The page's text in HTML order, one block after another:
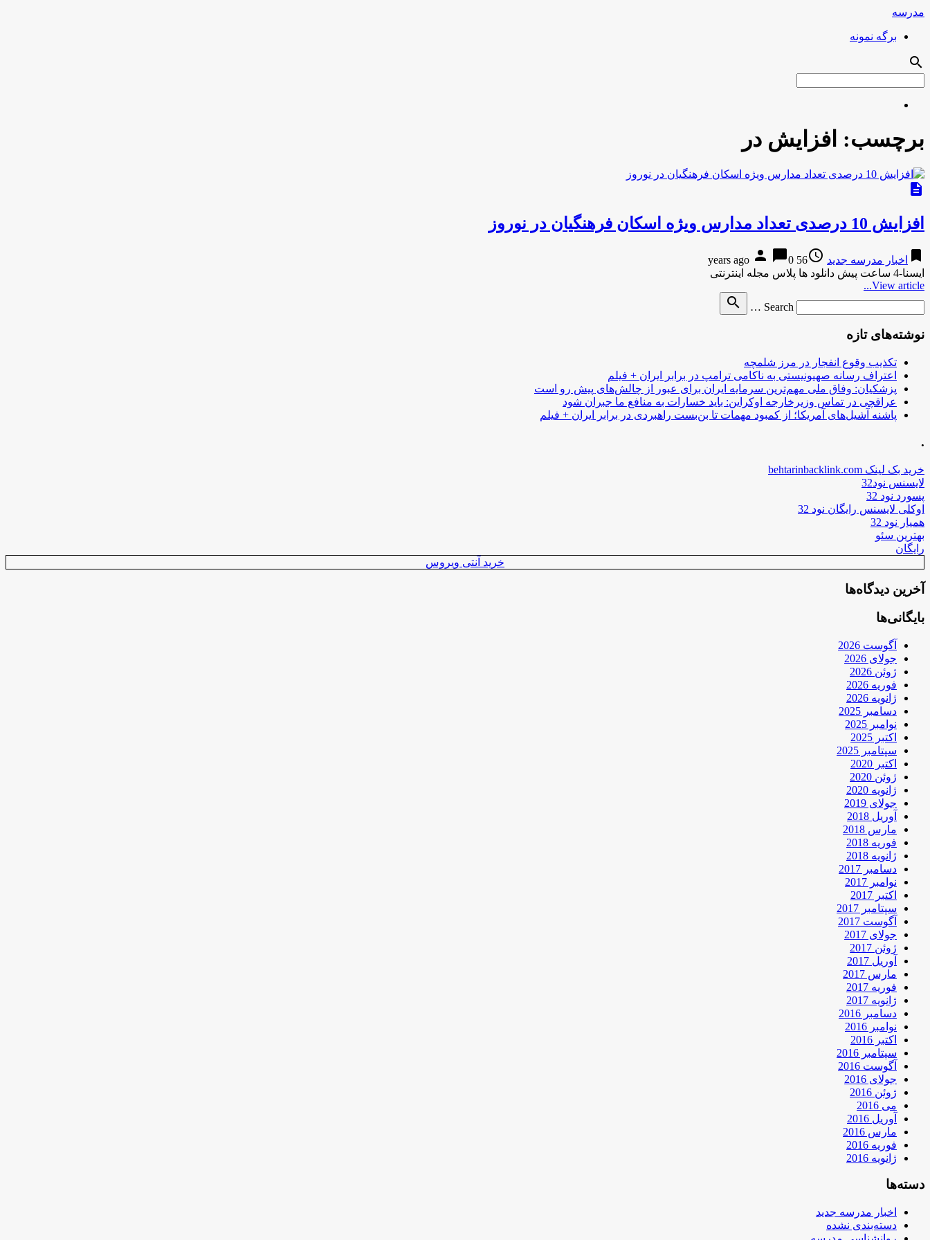
مدرسه
برگه نمونه
search
برچسب: افزایش در
description
افزایش 10 درصدی تعداد مدارس ویژه‌ اسکان فرهنگیان در نوروز
bookmark اخبار مدرسه جدید access_time
56 years ago
person chat_bubble0
ایسنا-4 ساعت پیش دانلود ها پلاس مجله اینترنتی
View article...
Search …
search
نوشته‌های تازه
تکذیب وقوع انفجار در مرز شلمچه
اعتراف رسانه صهیونیستی به ناکامی ترامپ در برابر ایران + فیلم
پزشکیان: وفاق ملی مهم‌ترین سرمایه ایران برای عبور از چالش‌های پیش رو است
عراقچی در تماس وزیرخارجه اوکراین: باید خسارات به منافع ما جبران شود
پاشنه آشیل‌های آمریکا؛ از کمبود مهمات تا بن‌بست راهبردی در برابر ایران + فیلم
.
خرید بک لینک behtarinbacklink.com
لایسنس نود32
پسورد نود 32
اوکلی لایسنس رایگان نود 32
همیار نود 32
بهترین سئو
رایگان
خرید آنتی ویروس
آخرین دیدگاه‌ها
بایگانی‌ها
آگوست 2026
جولای 2026
ژوئن 2026
فوریه 2026
ژانویه 2026
دسامبر 2025
نوامبر 2025
اکتبر 2025
سپتامبر 2025
اکتبر 2020
ژوئن 2020
ژانویه 2020
جولای 2019
آوریل 2018
مارس 2018
فوریه 2018
ژانویه 2018
دسامبر 2017
نوامبر 2017
اکتبر 2017
سپتامبر 2017
آگوست 2017
جولای 2017
ژوئن 2017
آوریل 2017
مارس 2017
فوریه 2017
ژانویه 2017
دسامبر 2016
نوامبر 2016
اکتبر 2016
سپتامبر 2016
آگوست 2016
جولای 2016
ژوئن 2016
می 2016
آوریل 2016
مارس 2016
فوریه 2016
ژانویه 2016
دسته‌ها
اخبار مدرسه جدید
دسته‌بندی نشده